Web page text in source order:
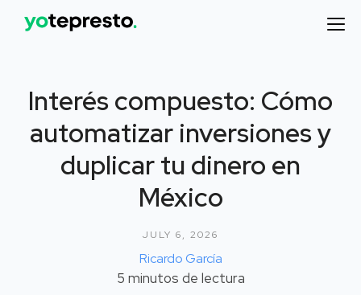
Interés compuesto: Cómo
automatizar inversiones y
duplicar tu dinero en
México
JULY 6, 2026
Ricardo García
5 minutos de lectura